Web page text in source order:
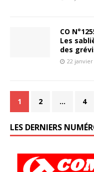
CO
Les
des
22 janvier
1 2 … 4
LES DERNIERS